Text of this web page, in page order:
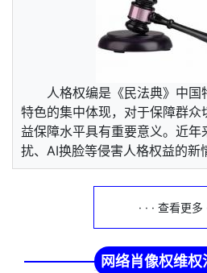
人格权编是《民法典》中
特色的集中体现，对于保障群众
益保障水平具有重要意义。近年
扰、AI换脸等侵害人格权益的新
· · · 查看更多
网络肖像权维